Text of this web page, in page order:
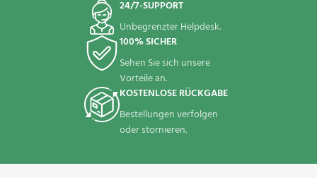
angezeigt für Patienten mit:
Myelom, bei dem eine autologe
Stammzelltransplantation nicht in
Frage kommt
Indikation wird es in Kombination
Prednison eingesetzt.
vorherige Therapie erhalten
24/7-SUPPORT
Unbegrenzter Helpdesk.
100% SICHER
Sehen Sie sich unsere
Vorteile an.
KOSTENLOSE RÜCKGABE
Bestellungen verfolgen
oder stornieren.